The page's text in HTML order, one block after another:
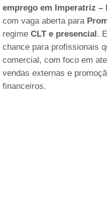
emprego em Imperatriz –
com vaga aberta para
regime CLT e presencial.
chance para profissionais
comercial, com foco em
vendas externas e
financeiros.